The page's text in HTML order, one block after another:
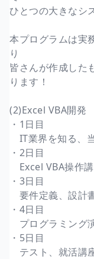
ひとつの大きなシ
本プログラムは実
り
皆さんが作成した
ります！
(2)Excel VBA開発
・1日目
IT業界を知る、
・2日目
Excel VBA操作
・3日目
要件定義、設計
・4日目
プログラミング
・5日目
テスト、就活講